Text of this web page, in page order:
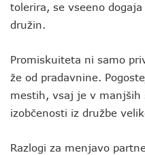
tolerira, se vseeno
družin.
Promiskuiteta ni samo
že od pradavnine.
mestih, vsaj je v manjših
izobčenosti iz družbe
Razlogi za menjavo